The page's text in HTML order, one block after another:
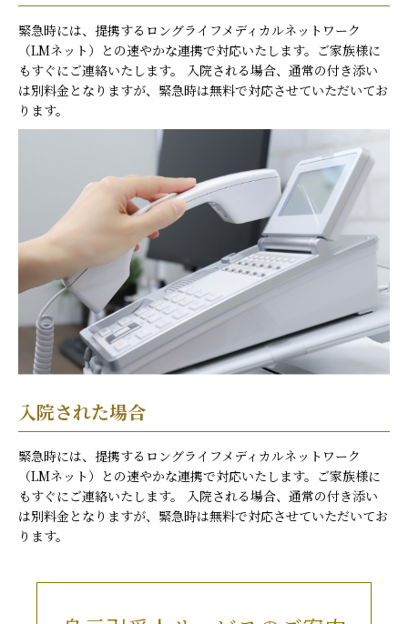
緊急時には、提携するロングライフメディカルネットワーク
（LMネット）との速やかな連携で対応いたします。ご家族様に
もすぐにご連絡いたします。 入院される場合、通常の付き添い
は別料金となりますが、緊急時は無料で対応させていただいてお
ります。
入院された場合
緊急時には、提携するロングライフメディカルネットワーク
（LMネット）との速やかな連携で対応いたします。ご家族様に
もすぐにご連絡いたします。 入院される場合、通常の付き添い
は別料金となりますが、緊急時は無料で対応させていただいてお
ります。